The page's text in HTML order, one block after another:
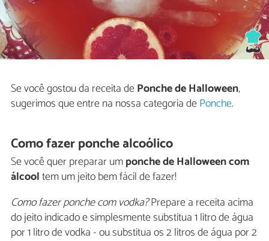
Se você gostou da receita dePonche de Halloween,
sugerimos que entre na nossa categoria dePonche.
Como fazer ponche alcoólico
Se você quer preparar umponche de Halloween com
álcooltem um jeito bem fácil de fazer!
Como fazer ponche com vodka?Prepare a receita acima
do jeito indicado e simplesmente substitua 1 litro de água
por 1 litro de vodka - ou substitua os 2 litros de água por 2